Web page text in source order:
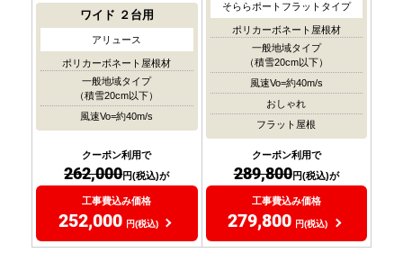
ワイド ２台用
アリュース
ポリカーボネート屋根材
一般地域タイプ
（積雪20cm以下）
風速Vo=約40m/s
クーポン利用で
262,000円(税込)が
工事費込み価格
252,000 円(税込)
そららポートフラットタイプ
ポリカーボネート屋根材
一般地域タイプ
（積雪20cm以下）
風速Vo=約40m/s
おしゃれ
フラット屋根
クーポン利用で
289,800円(税込)が
工事費込み価格
279,800 円(税込)